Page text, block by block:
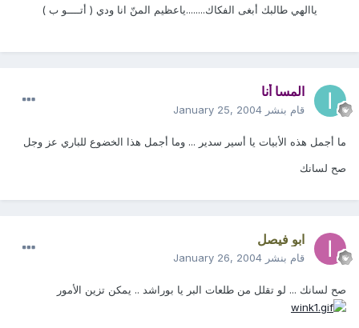
ياالهي طالبك أبغى الفكاك........ياعظيم المنّ انا ودي ( أتــــو ب )
المسا أنا
قام بنشر January 25, 2004
ما أجمل هذه الأبيات يا أسير سدير ... وما أجمل هذا الخضوع للباري عز وجل
صح لسانك
ابو فيصل
قام بنشر January 26, 2004
صح لسانك ... لو تقلل من طلعات البر يا بوراشد .. يمكن تزين الأمور